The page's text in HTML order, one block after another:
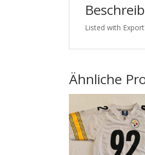
Listed with
Ähnliche